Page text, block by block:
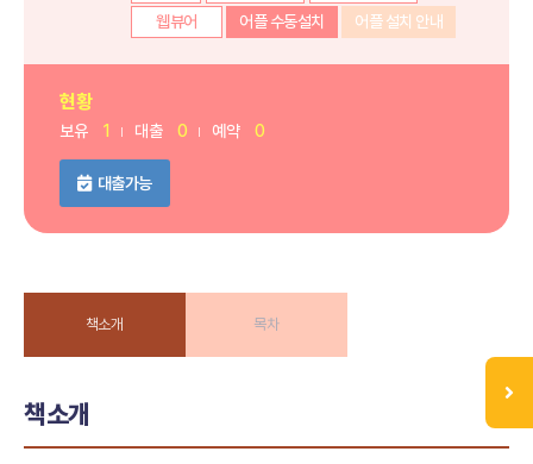
웹뷰어
어플 수동설치 어플 설치 안내
현황
보유 1 대출 0 예약 0
대출가능
책소개 목차
책소개